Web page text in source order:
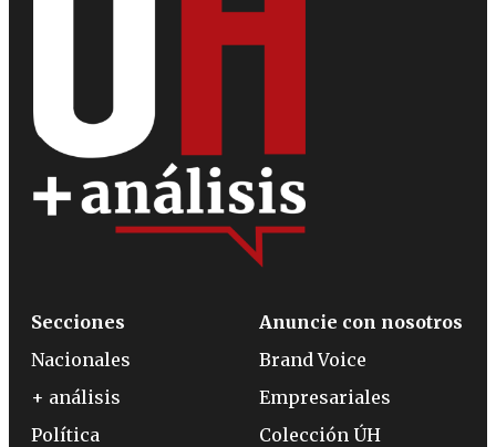
Secciones
Nacionales
+ análisis
Política
Anuncie con nosotros
Brand Voice
Empresariales
Colección ÚH